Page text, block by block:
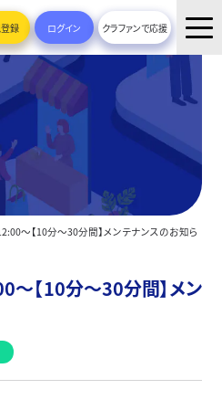
録 ログイン クラファンで応援
～【10分～30分間】メンテナンスのお知ら
【10分～30分間】メン